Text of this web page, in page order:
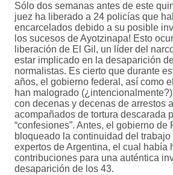
Sólo dos semanas antes de este
juez ha liberado a 24 policías que
encarcelados debido a su posible
los sucesos de Ayotzinapa! Esto
liberación de El Gil, un líder del
estar implicado en la desaparición
normalistas. Es cierto que durante
años, el gobierno federal, así como
han malogrado
con decenas y decenas de arrestos
acompañados de tortura descarada
“confesiones”. Antes, el gobierno de
bloqueado la continuidad del
expertos de Argentina, el cual había
contribuciones para una auténtica
desaparición de los 43.